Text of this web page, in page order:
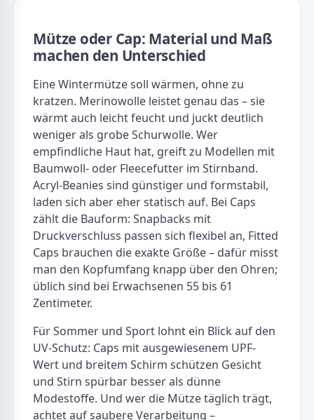
Mütze oder Cap: Material und Maß
machen den Unterschied
Eine Wintermütze soll wärmen, ohne zu
kratzen. Merinowolle leistet genau das – sie
wärmt auch leicht feucht und juckt deutlich
weniger als grobe Schurwolle. Wer
empfindliche Haut hat, greift zu Modellen mit
Baumwoll- oder Fleecefutter im Stirnband.
Acryl-Beanies sind günstiger und formstabil,
laden sich aber eher statisch auf. Bei Caps
zählt die Bauform: Snapbacks mit
Druckverschluss passen sich flexibel an, Fitted
Caps brauchen die exakte Größe – dafür misst
man den Kopfumfang knapp über den Ohren;
üblich sind bei Erwachsenen 55 bis 61
Zentimeter.
Für Sommer und Sport lohnt ein Blick auf den
UV-Schutz: Caps mit ausgewiesenem UPF-
Wert und breitem Schirm schützen Gesicht
und Stirn spürbar besser als dünne
Modestoffe. Und wer die Mütze täglich trägt,
achtet auf saubere Verarbeitung –